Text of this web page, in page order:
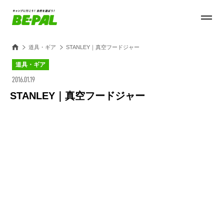
道具・ギア STANLEY｜真空フードジャー
道具・ギア
2016.01.19
STANLEY｜真空フードジャー